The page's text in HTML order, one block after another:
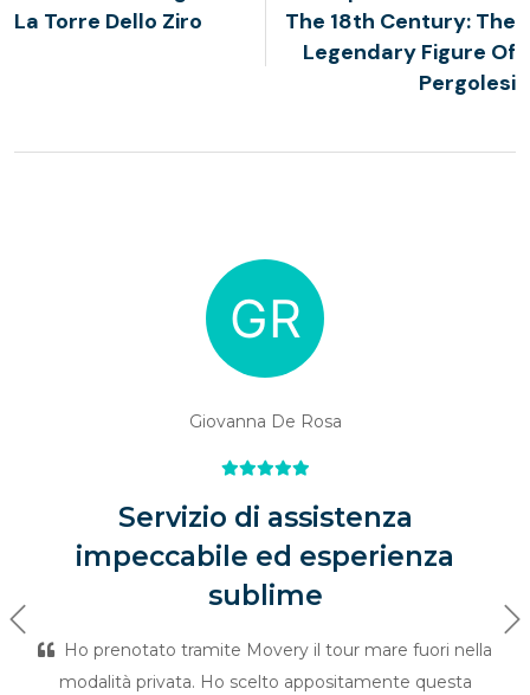
La Torre Dello Ziro
The 18th Century: The
Legendary Figure Of
Pergolesi
Giovanna De Rosa
Servizio di assistenza
impeccabile ed esperienza
sublime
Ho prenotato tramite Movery il tour mare fuori nella
modalità privata. Ho scelto appositamente questa
Previous